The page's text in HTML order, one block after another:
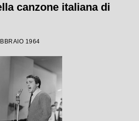
canzone italiana di
1964